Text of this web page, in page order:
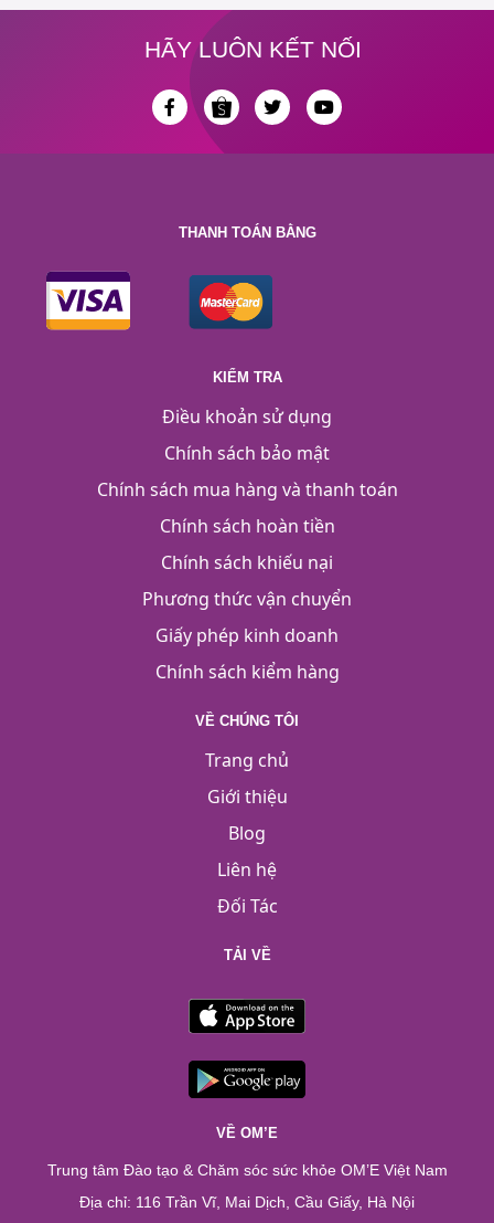
HÃY LUÔN KẾT NỐI
THANH TOÁN BẰNG
KIỂM TRA
Điều khoản sử dụng
Chính sách bảo mật
Chính sách mua hàng và thanh toán
Chính sách hoàn tiền
Chính sách khiếu nại
Phương thức vận chuyển
Giấy phép kinh doanh
Chính sách kiểm hàng
VỀ CHÚNG TÔI
Trang chủ
Giới thiệu
Blog
Liên hệ
Đối Tác
TẢI VỀ
VỀ OM’E
Trung tâm Đào tạo & Chăm sóc sức khỏe OM’E Việt Nam
Địa chỉ: 116 Trần Vĩ, Mai Dịch, Cầu Giấy, Hà Nội